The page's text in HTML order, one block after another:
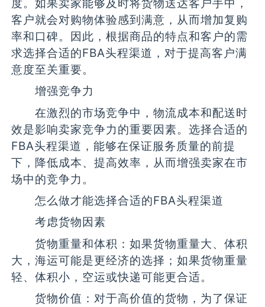
度。如果卖家能够及时将货物送达客户手中，
客户就会对购物体验感到满意，从而增加复购
率和口碑。因此，根据商品的特点和客户的需
求选择合适的FBA头程渠道，对于提高客户满
意度至关重要。
增强竞争力
在激烈的市场竞争中，物流成本和配送时
效是影响卖家竞争力的重要因素。选择合适的
FBA头程渠道，能够在保证服务质量的前提
下，降低成本、提高效率，从而增强卖家在市
场中的竞争力。
怎么做才能选择合适的FBA头程渠道
考虑货物因素
货物重量和体积：如果货物重量大、体积
大，海运可能是更经济的选择；如果货物重量
轻、体积小，空运或快递可能更合适。
货物价值：对于高价值的货物，为了保证